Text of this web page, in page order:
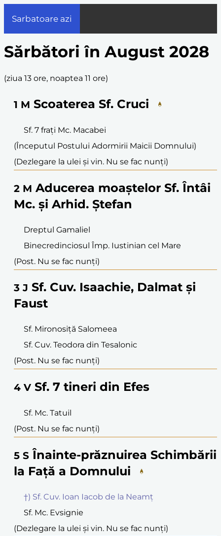
Sarbatoare azi
Sărbători în August 2028
(ziua 13 ore, noaptea 11 ore)
1 M Scoaterea Sf. Cruci
Sf. 7 frați Mc. Macabei
(Începutul Postului Adormirii Maicii Domnului)
(Dezlegare la ulei și vin. Nu se fac nunți)
2 M Aducerea moaștelor Sf. Întâi
Mc. și Arhid. Ștefan
Dreptul Gamaliel
Binecredinciosul Împ. Iustinian cel Mare
(Post. Nu se fac nunți)
3 J Sf. Cuv. Isaachie, Dalmat și
Faust
Sf. Mironosiță Salomeea
Sf. Cuv. Teodora din Tesalonic
(Post. Nu se fac nunți)
4 V Sf. 7 tineri din Efes
Sf. Mc. Tatuil
(Post. Nu se fac nunți)
5 S Înainte-prăznuirea Schimbării
la Față a Domnului
†) Sf. Cuv. Ioan Iacob de la Neamț
Sf. Mc. Evsignie
(Dezlegare la ulei și vin. Nu se fac nunți)